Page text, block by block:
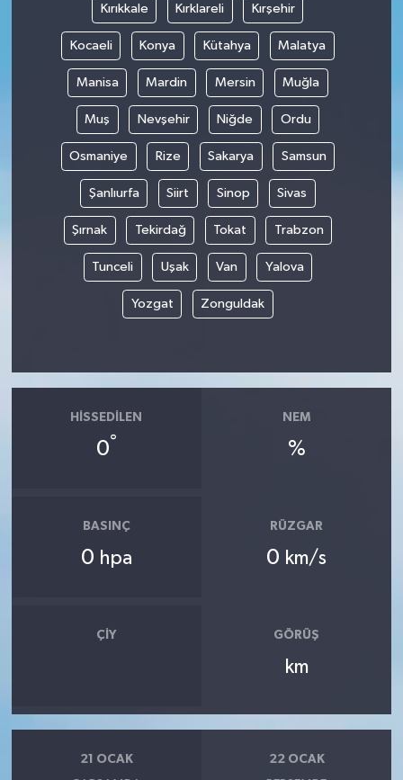
Kırıkkale Kırklareli Kırşehir
Kocaeli Konya Kütahya Malatya
Manisa Mardin Mersin Muğla
Muş Nevşehir Niğde Ordu
Osmaniye Rize Sakarya Samsun
Şanlıurfa Siirt Sinop Sivas
Şırnak Tekirdağ Tokat Trabzon
Tunceli Uşak Van Yalova
Yozgat Zonguldak
HISSEDILEN
0°
NEM
%
BASINÇ
0 hpa
RÜZGAR
0 km/s
ÇIY GÖRÜŞ
km
21 OCAK 22 OCAK